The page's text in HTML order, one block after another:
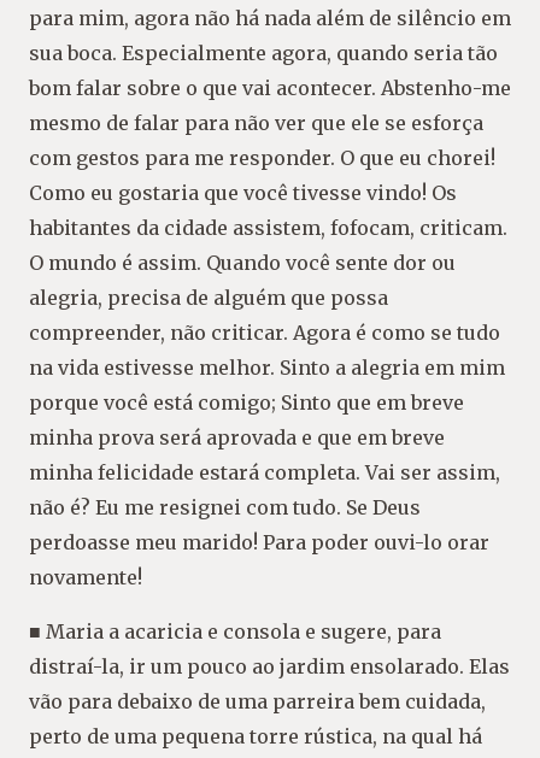
para mim, agora não há nada além de silêncio em
sua boca. Especialmente agora, quando seria tão
bom falar sobre o que vai acontecer. Abstenho-me
mesmo de falar para não ver que ele se esforça
com gestos para me responder. O que eu chorei!
Como eu gostaria que você tivesse vindo! Os
habitantes da cidade assistem, fofocam, criticam.
O mundo é assim. Quando você sente dor ou
alegria, precisa de alguém que possa
compreender, não criticar. Agora é como se tudo
na vida estivesse melhor. Sinto a alegria em mim
porque você está comigo; Sinto que em breve
minha prova será aprovada e que em breve
minha felicidade estará completa. Vai ser assim,
não é? Eu me resignei com tudo. Se Deus
perdoasse meu marido! Para poder ouvi-lo orar
novamente!
■ Maria a acaricia e consola e sugere, para
distraí-la, ir um pouco ao jardim ensolarado. Elas
vão para debaixo de uma parreira bem cuidada,
perto de uma pequena torre rústica, na qual há